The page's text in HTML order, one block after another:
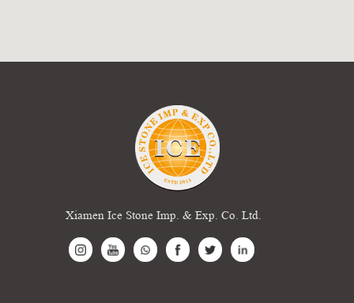
Xiamen Ice Stone Imp. & Exp. Co. Ltd.